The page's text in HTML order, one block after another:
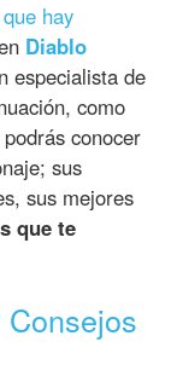
hay
Diablo
especialista de
como
conocer
sus
sus mejores
que te